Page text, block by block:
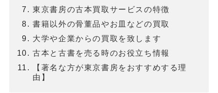
東京書房の古本買取サービスの特徴
書籍以外の骨董品やお皿などの買取
大学や企業からの買取を致します
古本と古書を売る時のお役立ち情報
【著名な方が東京書房をおすすめする理
由】